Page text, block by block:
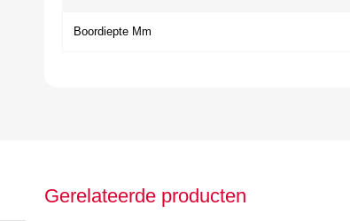
Boordiepte Mm
Gerelateerde producten